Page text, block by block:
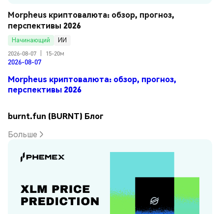
Morpheus криптовалюта: обзор, прогноз,
перспективы 2026
Начинающий
ИИ
2026-08-07
15-20м
2026-08-07
Morpheus криптовалюта: обзор, прогноз,
перспективы 2026
burnt.fun (BURNT) Блог
Больше